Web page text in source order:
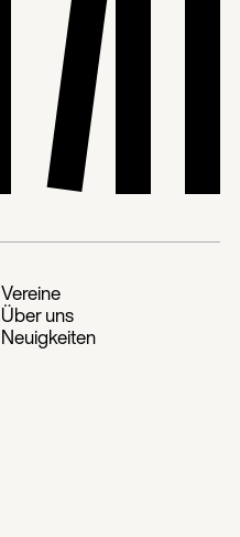
Vereine
Über uns
Neuigkeiten